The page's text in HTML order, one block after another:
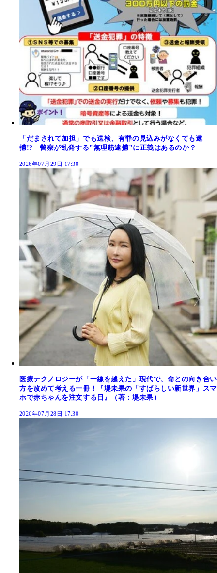
「だまされて加担」でも送検、有罪の見込みがなくても逮
捕!? 警察が乱発する"無理筋逮捕"に正義はあるのか？
2026年07月29日 17:30
医療テクノロジーが「一線を越えた」現代で、命との向き合い
方を改めて考える一冊！『堤未果の「すばらしい新世界」スマ
ホで赤ちゃんを注文する日』（著：堤未果）
2026年07月28日 17:30